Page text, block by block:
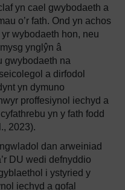
yn cael gwybodaeth a
o’r fath. Ond yn achos
wybodaeth hon, neu
ynglŷn â
gwybodaeth na
a dirfodol
yn dymuno
proffesiynol iechyd a
yn y fath fodd
2023).
dan arweiniad
DU wedi defnyddio
i ystyried y
iechyd a gofal